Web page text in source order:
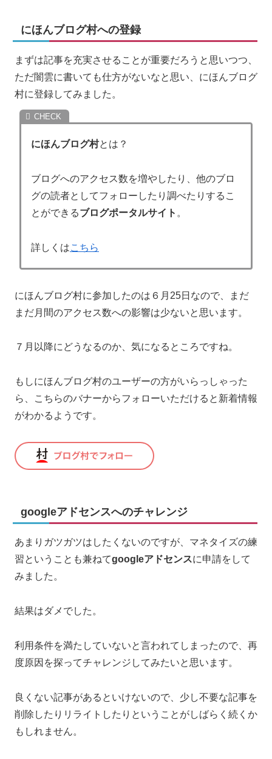
にほんブログ村への登録
まずは記事を充実させることが重要だろうと思いつつ、
ただ闇雲に書いても仕方がないなと思い、にほんブログ
村に登録してみました。
にほんブログ村とは？
ブログへのアクセス数を増やしたり、他のブロ
グの読者としてフォローしたり調べたりするこ
とができるブログポータルサイト 。
詳しくはこちら
にほんブログ村に参加したのは６月25日なので、まだ
まだ月間のアクセス数への影響は少ないと思います。
７月以降にどうなるのか、気になるところですね。
もしにほんブログ村のユーザーの方がいらっしゃった
ら、こちらのバナーからフォローいただけると新着情報
がわかるようです。
googleアドセンスへのチャレンジ
あまりガツガツはしたくないのですが、マネタイズの練
習ということも兼ねてgoogleアドセンスに申請をして
みました。
結果はダメでした。
利用条件を満たしていないと言われてしまったので、再
度原因を探ってチャレンジしてみたいと思います。
良くない記事があるといけないので、少し不要な記事を
削除したりリライトしたりということがしばらく続くか
もしれません。